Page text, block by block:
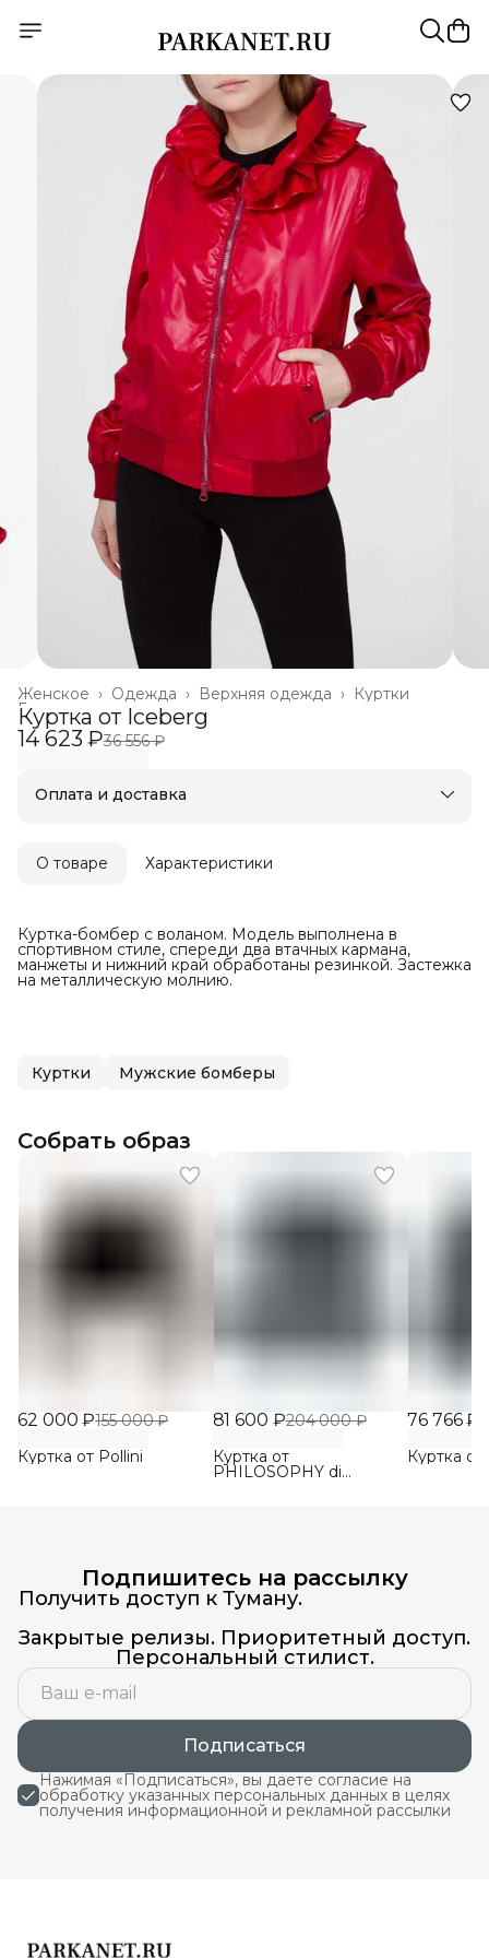
Куртки
Верхняя одежда ›
Одежда ›
Женское ›
Главная ›
Куртка от Iceberg
14 623 ₽36 556 ₽
Оплата и доставка
Оплата после примерки
О товаре Характеристики
Куртка-бомбер с воланом. Модель выполнена в
спортивном стиле, спереди два втачных кармана,
манжеты и нижний край обработаны резинкой. Застежка
на металлическую молнию.
Куртки Мужские бомберы
Собрать образ
62 000 ₽155 000 ₽
Куртка от Pollini
81 600 ₽204 000 ₽
Куртка от
PHILOSOPHY di
76 766 ₽
Куртка
Подпишитесь на рассылку
Получить доступ к Туману.
Закрытые релизы. Приоритетный доступ.
Персональный стилист.
Подписаться
Нажимая «Подписаться», вы даете согласие на
обработку указанных персональных данных в целях
получения информационной и рекламной рассылки